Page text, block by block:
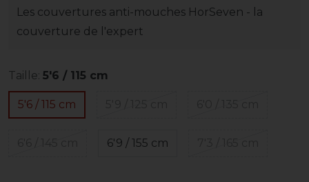
Les couvertures anti-mouches HorSeven - la
couverture de l'expert
Taille: 5'6 / 115 cm
5'6 / 115 cm
6'9 / 155 cm